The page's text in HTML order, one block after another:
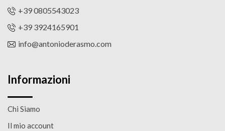
+39 0805543023
+39 3924165901
info@antonioderasmo.com
Informazioni
Chi Siamo
Il mio account